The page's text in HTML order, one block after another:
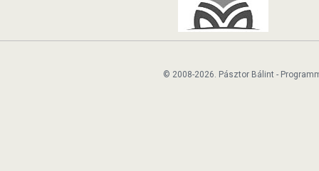
© 2008-2026. Pásztor Bálint -